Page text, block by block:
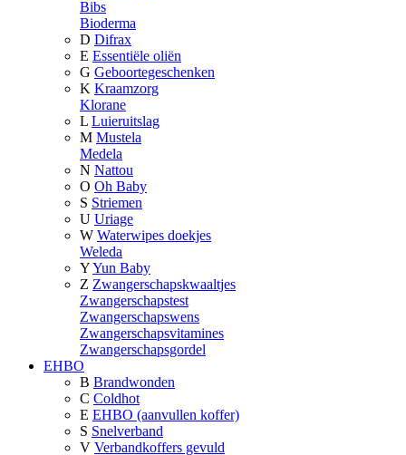
Bibs
Bioderma
D Difrax
E Essentiële oliën
G Geboortegeschenken
K Kraamzorg
Klorane
L Luieruitslag
M Mustela
Medela
N Nattou
O Oh Baby
S Striemen
U Uriage
W Waterwipes doekjes
Weleda
YYun Baby
Z Zwangerschapskwaaltjes
Zwangerschapstest
Zwangerschapswens
Zwangerschapsvitamines
Zwangerschapsgordel
EHBO
B Brandwonden
C Coldhot
E EHBO (aanvullen koffer)
S Snelverband
V Verbandkoffers gevuld